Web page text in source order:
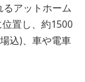
アットホーム
置し、約1500
込)、車や電車